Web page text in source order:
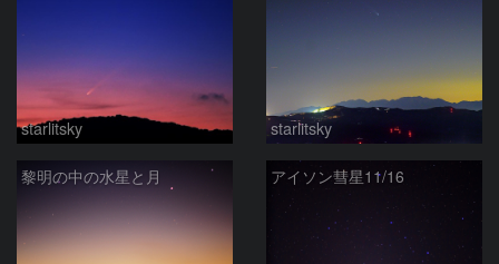
starlitsky starlitsky
黎明の中の水星と月 アイソン彗星11/16